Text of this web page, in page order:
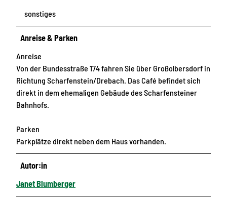
sonstiges
Anreise & Parken
Anreise
Von der Bundesstraße 174 fahren Sie über Großolbersdorf in
Richtung Scharfenstein/Drebach. Das Café befindet sich
direkt in dem ehemaligen Gebäude des Scharfensteiner
Bahnhofs.
Parken
Parkplätze direkt neben dem Haus vorhanden.
Autor:in
Janet Blumberger